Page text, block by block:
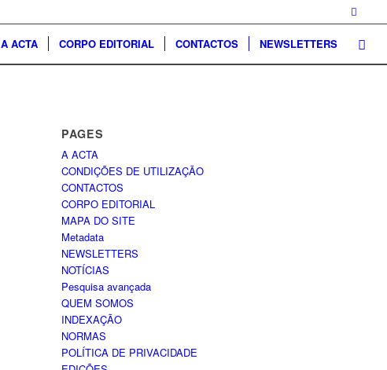
A ACTA CORPO EDITORIAL CONTACTOS NEWSLETTERS
PAGES
A ACTA
CONDIÇÕES DE UTILIZAÇÃO
CONTACTOS
CORPO EDITORIAL
MAPA DO SITE
Metadata
NEWSLETTERS
NOTÍCIAS
Pesquisa avançada
QUEM SOMOS
INDEXAÇÃO
NORMAS
POLÍTICA DE PRIVACIDADE